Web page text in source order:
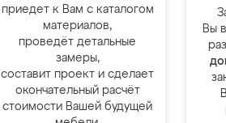
приедет к Вам с каталогом
материалов,
проведёт детальные
замеры,
составит проект и сделает
окончательный расчёт
стоимости Вашей будущей
Вы